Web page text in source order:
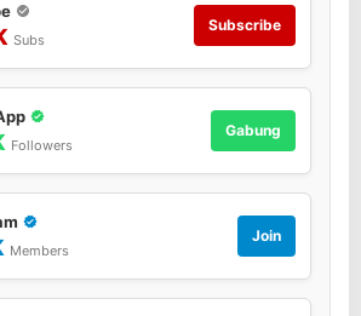
Subs
Subscribe
Followers
Gabung
Members
Join